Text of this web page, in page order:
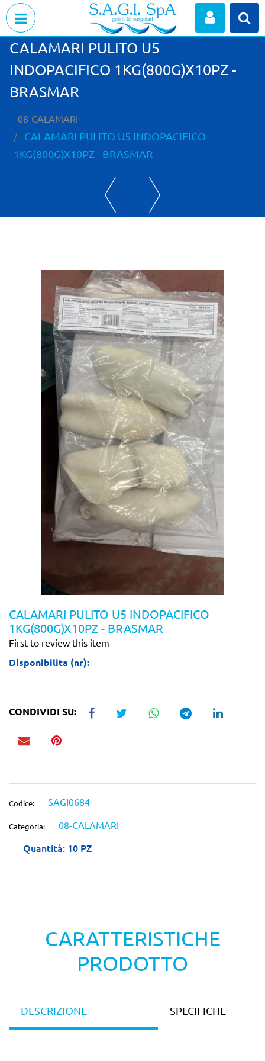
CALAMARI PULITO U5
INDOPACIFICO 1KG(800G)X10PZ -
BRASMAR
08-CALAMARI
CALAMARI PULITO U5 INDOPACIFICO
1KG(800G)X10PZ - BRASMAR
CALAMARI PULITO U5 INDOPACIFICO
1KG(800G)X10PZ - BRASMAR
First to review this item
Disponibilita (nr):
CONDIVIDI SU:
Codice: SAGI0684
Categoria: 08-CALAMARI
Quantità: 10 PZ
CARATTERISTICHE
PRODOTTO
DESCRIZIONE SPECIFICHE